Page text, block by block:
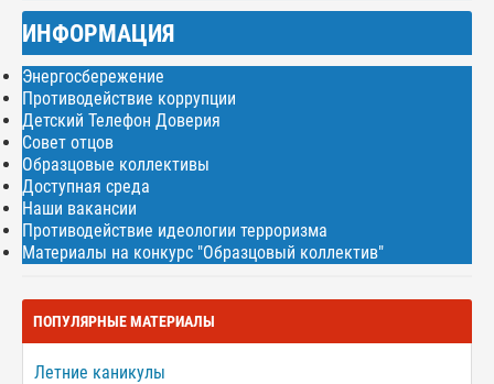
ИНФОРМАЦИЯ
Энергосбережение
Противодействие коррупции
Детский Телефон Доверия
Совет отцов
Образцовые коллективы
Доступная среда
Наши вакансии
Противодействие идеологии терроризма
Материалы на конкурс "Образцовый коллектив"
ПОПУЛЯРНЫЕ МАТЕРИАЛЫ
Летние каникулы